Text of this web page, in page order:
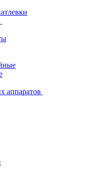
аппаратов